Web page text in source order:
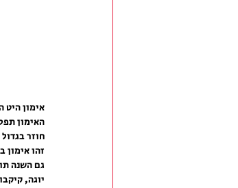
אימון היט
חוזר
זהו אימון
גם השנה
יוגה,